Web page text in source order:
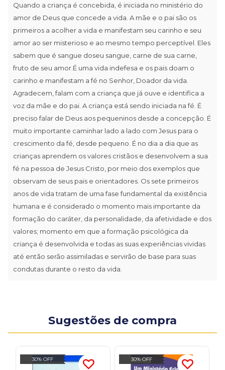
Quando a criança é concebida, é iniciada no ministério do
amor de Deus que concede a vida. A mãe e o pai são os
primeiros a acolher a vida e manifestam seu carinho e seu
amor ao ser misterioso e ao mesmo tempo perceptível. Eles
sabem que é sangue doseu sangue, carne de sua carne,
fruto de seu amor.É uma vida indefesa e os pais doam o
carinho e manifestam a fé no Senhor, Doador da vida.
Agradecem, falam com a criança que já ouve e identifica a
voz da mãe e do pai. A criança está sendo iniciada na fé. É
preciso falar de Deus aos pequeninos desde a concepção. É
muito importante caminhar lado a lado com Jesus para o
crescimento da fé, desde pequeno. É no dia a dia que as
crianças aprendem os valores cristãos e desenvolvem a sua
fé na pessoa de Jesus Cristo, por meio dos exemplos que
observam de seus pais e orientadores. Os sete primeiros
anos de vida tratam de uma fase fundamental da existência
humana e é considerado o momento mais importante da
formação do caráter, da personalidade, da afetividade e dos
valores; momento em que a formação psicológica da
criança é desenvolvida e todas as suas experiências vividas
até então serão assimiladas e servirão de base para suas
condutas durante o resto da vida.
Sugestões de compra
30% OFF 30% OFF